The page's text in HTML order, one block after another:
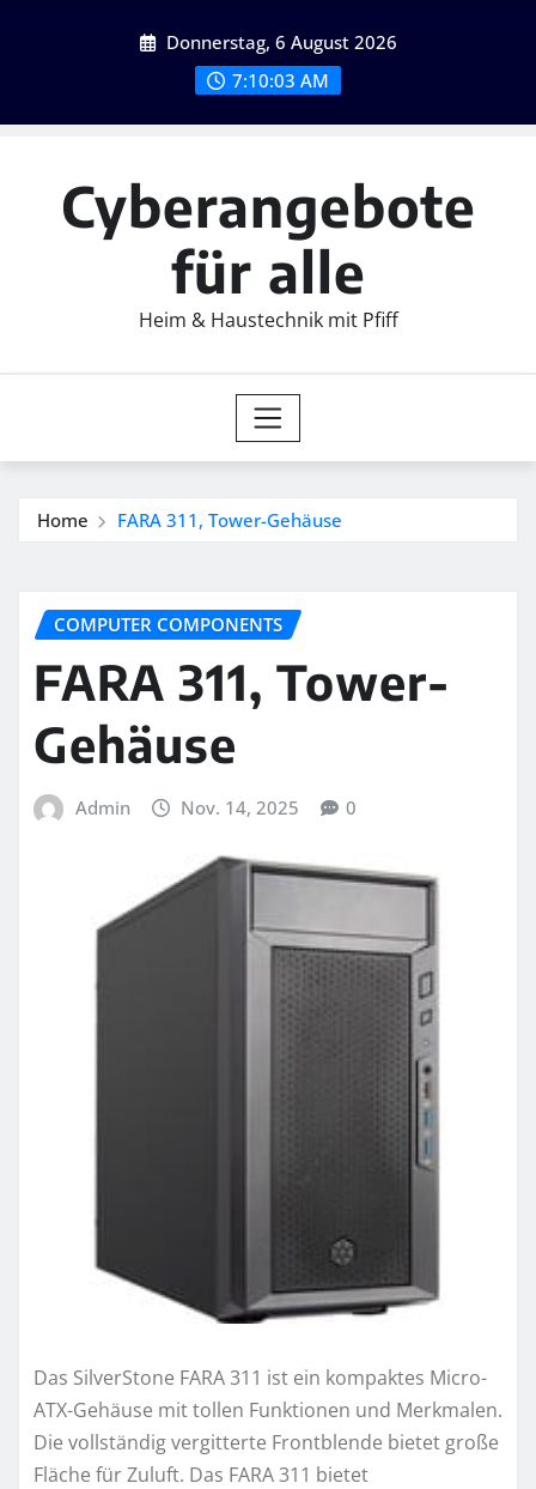
Donnerstag, 6 August 2026
7:10:05 AM
Cyberangebote
für alle
Heim & Haustechnik mit Pfiff
Home FARA 311, Tower-Gehäuse
COMPUTER COMPONENTS
FARA 311, Tower-
Gehäuse
Admin Nov. 14, 2025 0
Das SilverStone FARA 311 ist ein kompaktes Micro-
ATX-Gehäuse mit tollen Funktionen und Merkmalen.
Die vollständig vergitterte Frontblende bietet große
Fläche für Zuluft. Das FARA 311 bietet